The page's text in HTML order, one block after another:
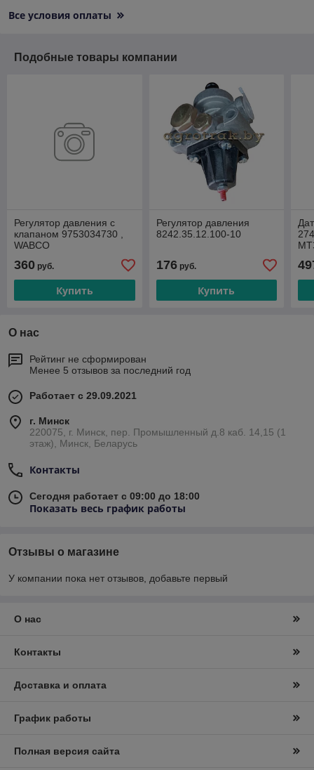
Все условия оплаты
Подобные товары компании
Регулятор давления с
клапаном 9753034730 ,
WABCO
360 руб.
Купить
Регулятор давления
8242.35.12.100-10
176руб.
Купить
О нас
Рейтинг не сформирован
Менее 5 отзывов за последний год
Работает с 29.09.2021
г. Минск
220075, г. Минск, пер. Промышленный д.8 каб. 14,15 (1
этаж), Минск, Беларусь
Контакты
Сегодня работает с 09:00 до 18:00
Показать весь график работы
Отзывы о магазине
У компании пока нет отзывов, добавьте первый
О нас
Контакты
Доставка и оплата
График работы
Полная версия сайта